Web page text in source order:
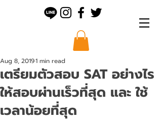
เตรียมตัวสอบ SAT อย่างไร
ให้สอบผ่านเร็วที่สุด และ ใช้
เวลาน้อยที่สุด
Aug 8, 20191 min read